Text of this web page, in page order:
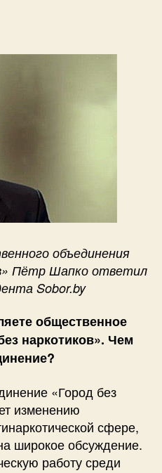
объединения
Пётр Шапко ответил
Sobor.by
общественное
наркотиков». Чем
«Город без
изменению
сфере,
широкое обсуждение.
работу среди